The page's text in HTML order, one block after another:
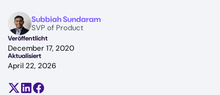
ImageSubbiah Sundaram
SVP of Product
Veröffentlicht
December 17, 2020
Aktualisiert
April 22, 2026
Teilen auf X (früher Twitter)
Auf LinkedIn teilen
Auf Facebook teilen